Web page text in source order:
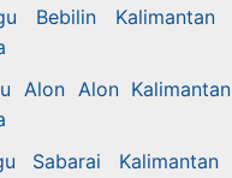
Bebilin Kalimantan
Alon Alon
Sabarai Kalimantan